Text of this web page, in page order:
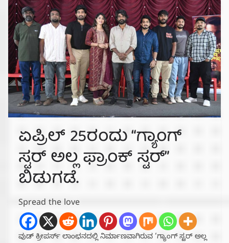
ಏಪ್ರಿಲ್ 25ರಂದು “ಗ್ಯಾಂಗ್
ಸ್ಟರ್ ಅಲ್ಲ ಫ್ರಾಂಕ್ ಸ್ಟರ್”
ಬಿಡುಗಡೆ.
Spread the love
ವುಡ್ ಕ್ರೀಪರ್ಸ್ ಲಾಂಛನದಲ್ಲಿ ನಿರ್ಮಾಣವಾಗಿರುವ ‘ಗ್ಯಾಂಗ್ ಸ್ಟರ್ ಅಲ್ಲ